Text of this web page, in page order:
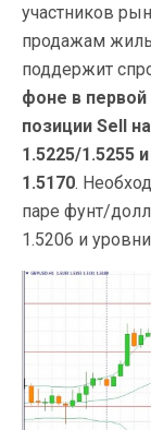
участников
продажам
поддержит
фоне в
позиции Sell
1.5225/1.5255
1.5170.
паре фунт/
1.5206 и